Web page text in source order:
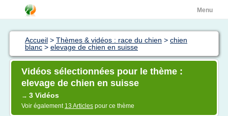
Menu
Accueil > Thèmes & vidéos : race du chien > chien
blanc > elevage de chien en suisse
Vidéos sélectionnées pour le thème :
elevage de chien en suisse
→ 3 Vidéos
Voir également 13 Articles pour ce thème